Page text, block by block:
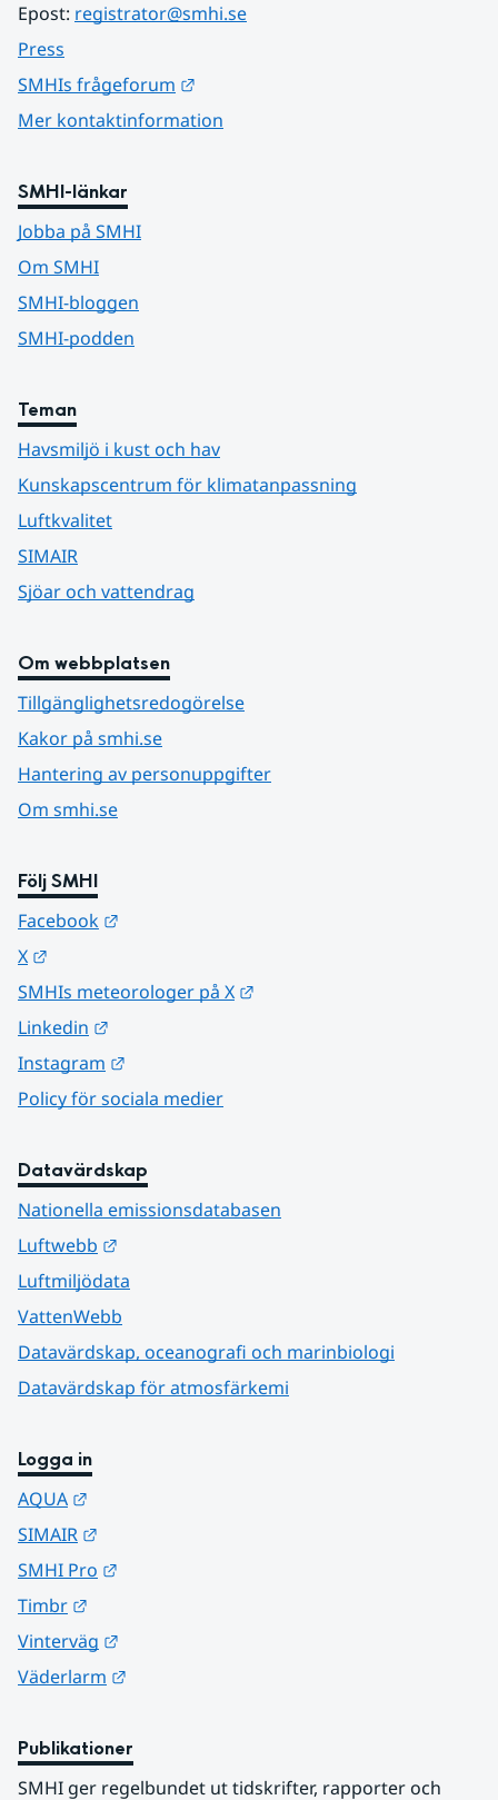
Epost: registrator@smhi.se
Press
SMHIs frågeforum
Mer kontaktinformation
SMHI-länkar
Jobba på SMHI
Om SMHI
SMHI-bloggen
SMHI-podden
Teman
Havsmiljö i kust och hav
Kunskapscentrum för klimatanpassning
Luftkvalitet
SIMAIR
Sjöar och vattendrag
Om webbplatsen
Tillgänglighetsredogörelse
Kakor på smhi.se
Hantering av personuppgifter
Om smhi.se
Följ SMHI
Facebook
X
SMHIs meteorologer på X
Linkedin
Instagram
Policy för sociala medier
Datavärdskap
Nationella emissionsdatabasen
Luftwebb
Luftmiljödata
VattenWebb
Datavärdskap, oceanografi och marinbiologi
Datavärdskap för atmosfärkemi
Logga in
AQUA
SIMAIR
SMHI Pro
Timbr
Vinterväg
Väderlarm
Publikationer
SMHI ger regelbundet ut tidskrifter, rapporter och